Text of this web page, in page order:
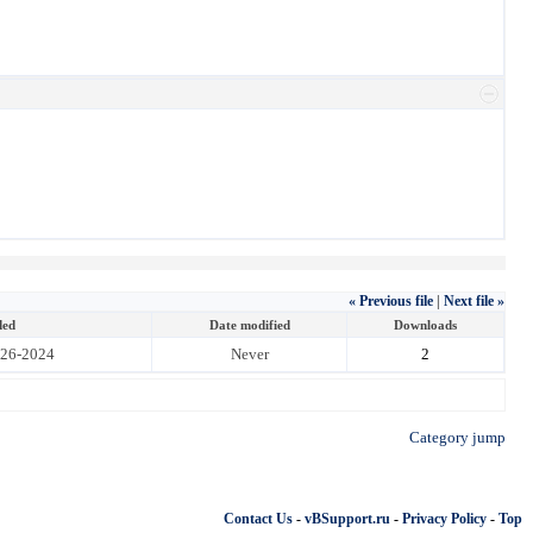
« Previous file | Next file »
Date modified Downloads
2024 Never 2
Category jump
Contact Us - vBSupport.ru - Privacy Policy - Top